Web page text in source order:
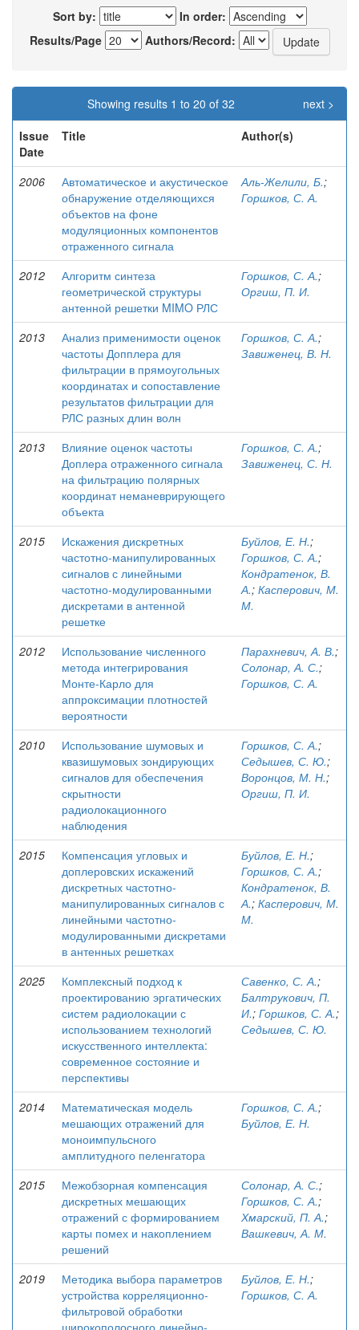
Sort by:
In order:
Results/Page
Authors/Record:
Showing results 1 to 20 of 32
next >
Issue
Date
Title Author(s)
2006
Автоматическое и акустическое
обнаружение отделяющихся
объектов на фоне
модуляционных компонентов
отраженного сигнала
Аль-Желили, Б.;
Горшков, С. А.
2012
Алгоритм синтеза
геометрической структуры
антенной решетки MIMO РЛС
Горшков, С. А.;
Оргиш, П. И.
2013
Анализ применимости оценок
частоты Допплера для
фильтрации в прямоугольных
координатах и сопоставление
результатов фильтрации для
РЛС разных длин волн
Горшков, С. А.;
Завиженец, В. Н.
2013
Влияние оценок частоты
Доплера отраженного сигнала
на фильтрацию полярных
координат неманеврирующего
объекта
Горшков, С. А.;
Завиженец, С. Н.
2015
Искажения дискретных
частотно-манипулированных
сигналов с линейными
частотно-модулированными
дискретами в антенной
решетке
Буйлов, Е. Н.;
Горшков, С. А.;
Кондратенок, В.
А.; Касперович, М.
М.
2012
Использование численного
метода интегрирования
Монте-Карло для
аппроксимации плотностей
вероятности
Парахневич, А. В.;
Солонар, А. С.;
Горшков, С. А.
2010
Использование шумовых и
квазишумовых зондирующих
сигналов для обеспечения
скрытности
радиолокационного
наблюдения
Горшков, С. А.;
Седышев, С. Ю.;
Воронцов, М. Н.;
Оргиш, П. И.
2015
Компенсация угловых и
доплеровских искажений
дискретных частотно-
манипулированных сигналов с
линейными частотно-
модулированными дискретами
в антенных решетках
Буйлов, Е. Н.;
Горшков, С. А.;
Кондратенок, В.
А.; Касперович, М.
М.
2025
Комплексный подход к
проектированию эргатических
систем радиолокации с
использованием технологий
искусственного интеллекта:
современное состояние и
перспективы
Савенко, С. А.;
Балтрукович, П.
И.; Горшков, С. А.;
Седышев, С. Ю.
2014
Математическая модель
мешающих отражений для
моноимпульсного
амплитудного пеленгатора
Горшков, С. А.;
Буйлов, Е. Н.
2015
Межобзорная компенсация
дискретных мешающих
отражений с формированием
карты помех и накоплением
решений
Солонар, А. С.;
Горшков, С. А.;
Хмарский, П. А.;
Вашкевич, А. М.
2019
Методика выбора параметров
устройства корреляционно-
фильтровой обработки
широкополосного линейно-
Буйлов, Е. Н.;
Горшков, С. А.